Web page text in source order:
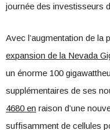
journée des investisseurs
Avec l’augmentation de la
expansion de la Nevada
un énorme 100
supplémentaires de ses
4680 en raison d’une
suffisamment de cellules